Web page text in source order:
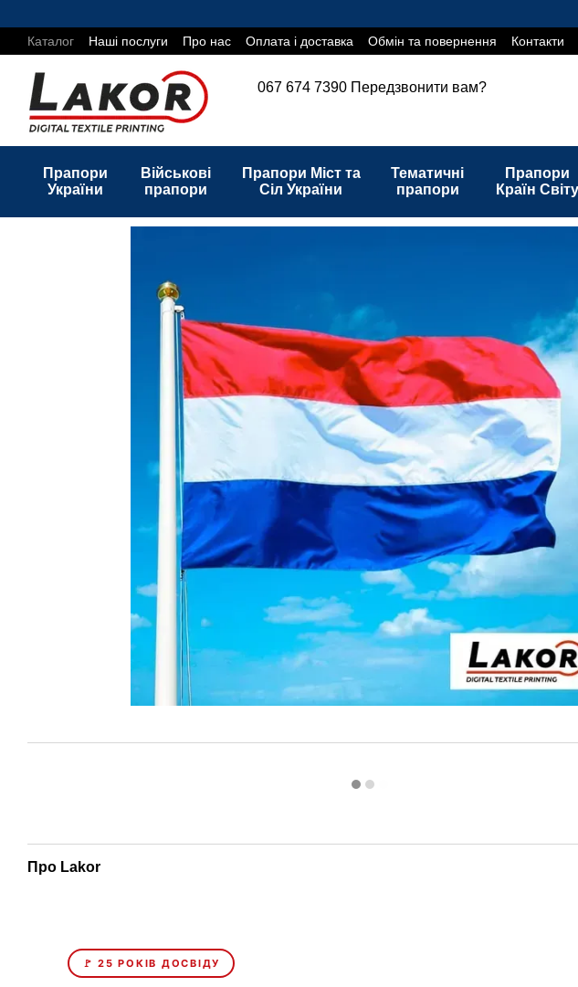
Каталог
Наші послуги Про нас Оплата і доставка Обмін та повернення Контакти
067 674 7390 Передзвонити вам?
Прапори
України
Військові
прапори
Прапори Міст та
Сіл України
Тематичні
прапори
Прапори
Країн Світу
Про Lakor
🚩 25 РОКІВ ДОСВІДУ